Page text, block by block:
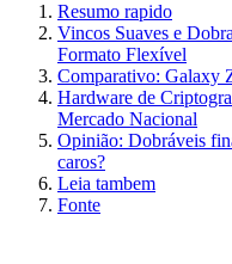
Resumo rapido
Vincos Suaves e
Formato Flexível
Comparativo: Galaxy
Hardware de
Mercado Nacional
Opinião: Dobráveis
caros?
Leia tambem
Fonte